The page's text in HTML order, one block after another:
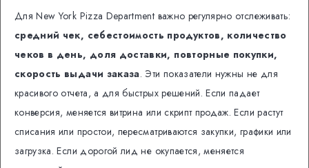
Для New York Pizza Department важно регулярно отслеживать:
средний чек, себестоимость продуктов, количество
чеков в день, доля доставки, повторные покупки,
скорость выдачи заказа. Эти показатели нужны не для
красивого отчета, а для быстрых решений. Если падает
конверсия, меняется витрина или скрипт продаж. Если растут
списания или простои, пересматриваются закупки, графики или
загрузка. Если дорогой лид не окупается, меняется